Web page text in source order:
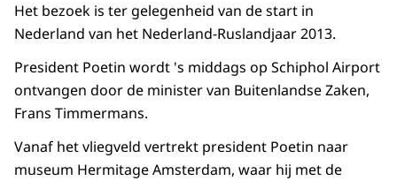
Het bezoek is ter gelegenheid van de start in
Nederland van het Nederland-Ruslandjaar 2013.
President Poetin wordt 's middags op Schiphol Airport
ontvangen door de minister van Buitenlandse Zaken,
Frans Timmermans.
Vanaf het vliegveld vertrekt president Poetin naar
museum Hermitage Amsterdam, waar hij met de